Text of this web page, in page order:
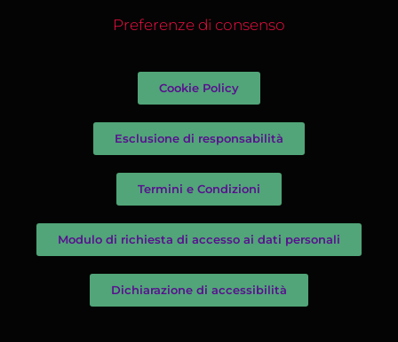
Preferenze di consenso
Cookie Policy
Esclusione di responsabilità
Termini e Condizioni
Modulo di richiesta di accesso ai dati personali
Dichiarazione di accessibilità